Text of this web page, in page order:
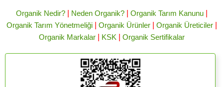
Organik Nedir?| Neden Organik?| Organik Tarım Kanunu|
Organik Tarım Yönetmeliği| Organik Ürünler| Organik Üreticiler|
Organik Markalar| KSK Organik Sertifikalar